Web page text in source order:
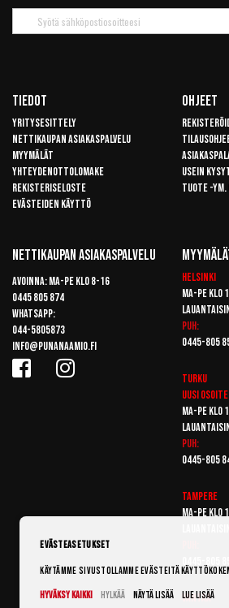
uutiskirje
Tiedot
Yritysesittely
Nettikaupan asiakaspalvelu
Myymälät
Yhteydenottolomake
Rekisteriseloste
Evästeiden käyttö
Ohjeet
Usein
Tuote -
Nettikaupan Asiakaspalvelu
Avoinna: Ma-pe klo 8-16
0445 805 874
Whatsapp:
044-5805873
info@punanaamio.fi
Helsinki
Ma-pe klo
Puh:
0445-805
Turku
Uusi osoite
Ma-pe klo
Puh:
0445-805
Tampere
Ma-pe klo
Vantaa
Evästeasetukset
Käytämme sivustollamme evästeitä
Hyväksy kaikki
Hylkää Näytä lisää Lue lisää